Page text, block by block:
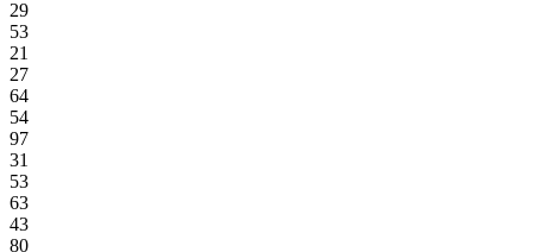
29
53
21
27
64
54
97
31
53
63
43
80